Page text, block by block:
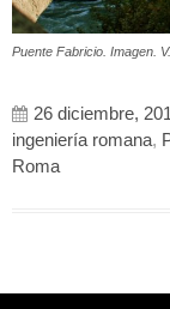
Puente Fabricio. Imagen.
26 diciembre,
ingeniería romana,
Roma